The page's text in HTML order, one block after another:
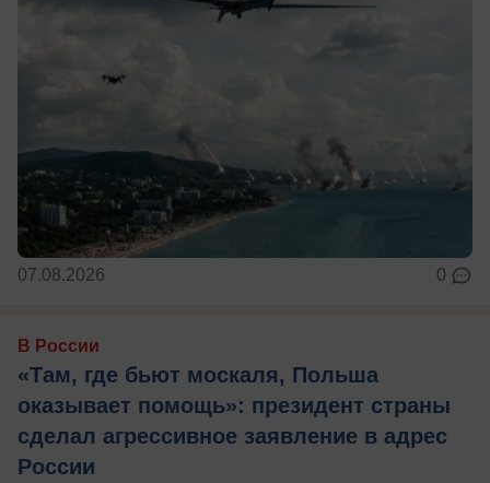
07.08.2026 0
В России
«Там, где бьют москаля, Польша
оказывает помощь»: президент страны
сделал агрессивное заявление в адрес
России